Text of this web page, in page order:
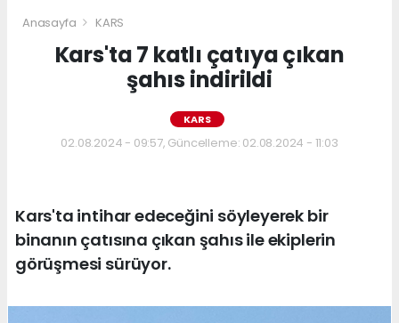
Anasayfa KARS
Kars'ta 7 katlı çatıya çıkan
şahıs indirildi
KARS
02.08.2024 - 09:57, Güncelleme: 02.08.2024 - 11:03
Kars'ta intihar edeceğini söyleyerek bir
binanın çatısına çıkan şahıs ile ekiplerin
görüşmesi sürüyor.